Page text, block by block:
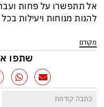
אל תתפשרו על פחות
להנות מנוחות ויעילות
מקודם
שתפו
כתבה קודמת